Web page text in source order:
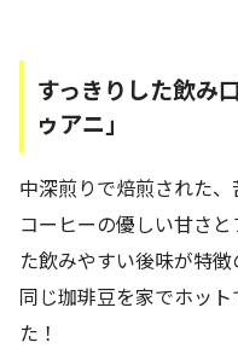
すっきりした飲み
ゥアニ」
中深煎りで焙煎された、
コーヒーの優しい甘さ
た飲みやすい後味が特
同じ珈琲豆を家でホッ
た！